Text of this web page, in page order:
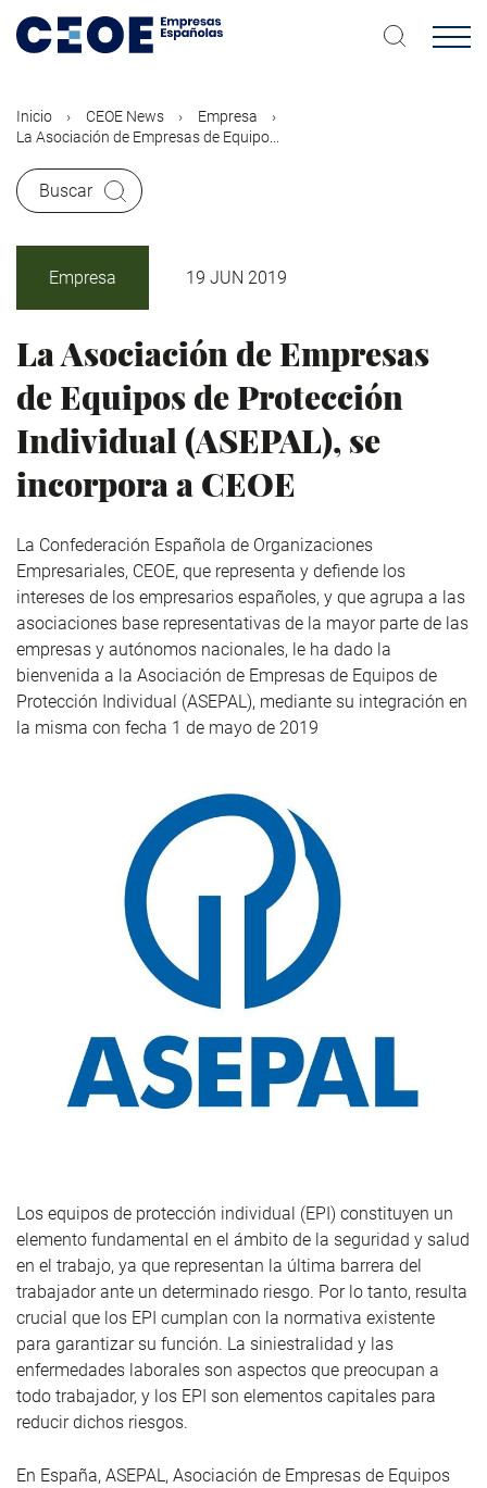
contenido
Inicio CEOE News
Empresa
La Asociación de Empresas de Equipo...
Buscar
Empresa 19 JUN 2019
La Asociación de Empresas
de Equipos de Protección
Individual (ASEPAL), se
incorpora a CEOE
La Confederación Española de Organizaciones
Empresariales, CEOE, que representa y defiende los
intereses de los empresarios españoles, y que agrupa a las
asociaciones base representativas de la mayor parte de las
empresas y autónomos nacionales, le ha dado la
bienvenida a la Asociación de Empresas de Equipos de
Protección Individual (ASEPAL), mediante su integración en
la misma con fecha 1 de mayo de 2019
Los equipos de protección individual (EPI) constituyen un
elemento fundamental en el ámbito de la seguridad y salud
en el trabajo, ya que representan la última barrera del
trabajador ante un determinado riesgo. Por lo tanto, resulta
crucial que los EPI cumplan con la normativa existente
para garantizar su función. La siniestralidad y las
enfermedades laborales son aspectos que preocupan a
todo trabajador, y los EPI son elementos capitales para
reducir dichos riesgos.
En España, ASEPAL, Asociación de Empresas de Equipos